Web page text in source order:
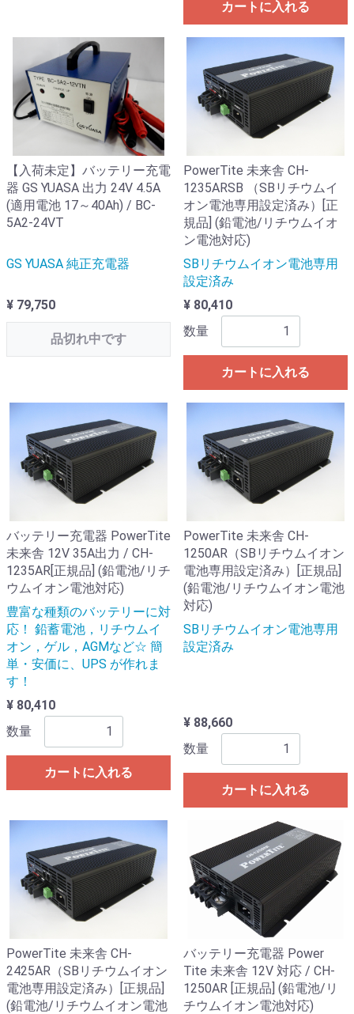
カートに入れる
【入荷未定】バッテリー充電
器 GS YUASA 出力 24V 4.5A
(適用電池 17～40Ah) / BC-
5A2-24VT
GS YUASA 純正充電器
¥ 79,750
品切れ中です
PowerTite 未来舎 CH-
1235ARSB （SBリチウムイ
オン電池専用設定済み）[正
規品] (鉛電池/リチウムイオ
ン電池対応)
SBリチウムイオン電池専用
設定済み
¥ 80,410
数量
カートに入れる
バッテリー充電器 PowerTite
未来舎 12V 35A出力 / CH-
1235AR[正規品] (鉛電池/リチ
ウムイオン電池対応)
豊富な種類のバッテリーに対
応！ 鉛蓄電池，リチウムイ
オン，ゲル，AGMなど☆ 簡
単・安価に、UPS が作れま
す！
¥ 80,410
数量
カートに入れる
PowerTite 未来舎 CH-
1250AR（SBリチウムイオン
電池専用設定済み）[正規品]
(鉛電池/リチウムイオン電池
対応)
SBリチウムイオン電池専用
設定済み
¥ 88,660
数量
カートに入れる
PowerTite 未来舎 CH-
2425AR（SBリチウムイオン
電池専用設定済み）[正規品]
(鉛電池/リチウムイオン電池
バッテリー充電器 Power
Tite 未来舎 12V 対応 / CH-
1250AR [正規品] (鉛電池/リ
チウムイオン電池対応)